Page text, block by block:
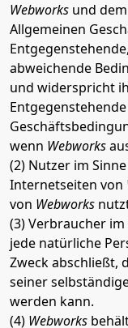
Webworks und
Allgemeinen
abweichende
und widerspricht
wenn Webworks
(2) Nutzer im
Internetseiten von
von Webworks
(3) Verbraucher im
jede natürliche
Zweck abschließt,
seiner
werden kann.
(4) Webworks